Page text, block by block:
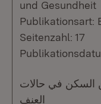
und Gesundheit
Publikationsart:
Seitenzahl: 17
السكن في حالات
العنف